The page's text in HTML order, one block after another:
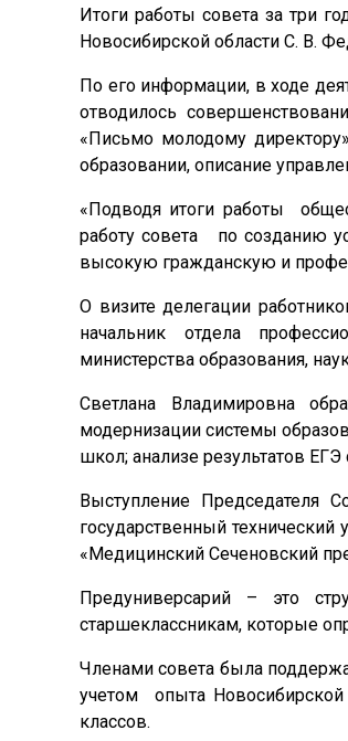
Итоги работы совета за три
Новосибирской области С. В.
По его информации, в ходе
отводилось
«Письмо молодому
образовании, описание
«Подводя итоги работы
работу совета по созданию
высокую гражданскую и
О визите делегации
начальник отдела
министерства образования,
Светлана Владимировна
модернизации системы
школ; анализе результатов
Выступление Председателя
государственный
«Медицинский Сеченовский
Предуниверсарий – это
старшеклассникам, которые
Членами совета была
учетом опыта Новосибирской
классов.